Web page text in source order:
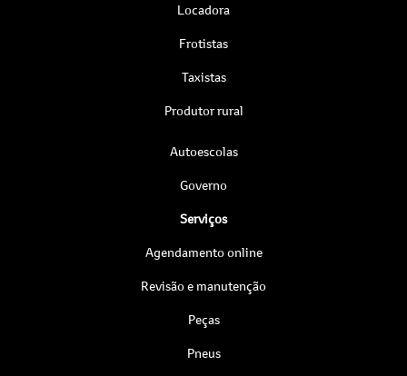
Locadora
Frotistas
Taxistas
Produtor rural
Autoescolas
Governo
Serviços
Agendamento online
Revisão e manutenção
Peças
Pneus